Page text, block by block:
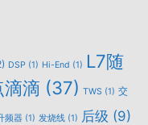
DSP (1) Hi-End (1) L7随
滴 (37) TWS (1) 交
频器 (1) 发烧线 (1) 后级 (9)